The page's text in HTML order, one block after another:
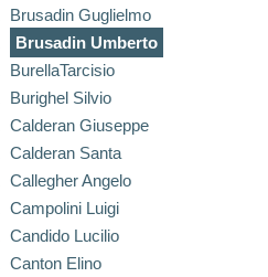
Brusadin Guglielmo
Brusadin Umberto
BurellaTarcisio
Burighel Silvio
Calderan Giuseppe
Calderan Santa
Callegher Angelo
Campolini Luigi
Candido Lucilio
Canton Elino